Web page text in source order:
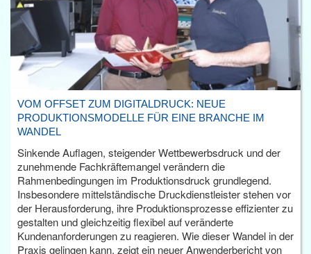
VOM OFFSET ZUM DIGITALDRUCK: NEUE
PRODUKTIONSMODELLE FÜR EINE BRANCHE IM
WANDEL
Sinkende Auflagen, steigender Wettbewerbsdruck und der
zunehmende Fachkräftemangel verändern die
Rahmenbedingungen im Produktionsdruck grundlegend.
Insbesondere mittelständische Druckdienstleister stehen vor
der Herausforderung, ihre Produktionsprozesse effizienter zu
gestalten und gleichzeitig flexibel auf veränderte
Kundenanforderungen zu reagieren. Wie dieser Wandel in der
Praxis gelingen kann, zeigt ein neuer Anwenderbericht von